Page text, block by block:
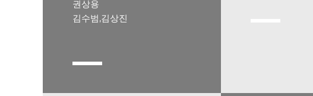
권상용
김수범,김상진